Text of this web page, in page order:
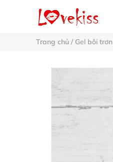
Trang chủ / Gel bôi trơn